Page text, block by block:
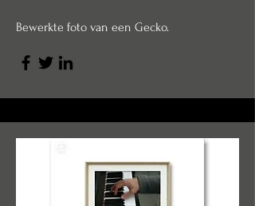
Bewerkte foto van een Gecko.